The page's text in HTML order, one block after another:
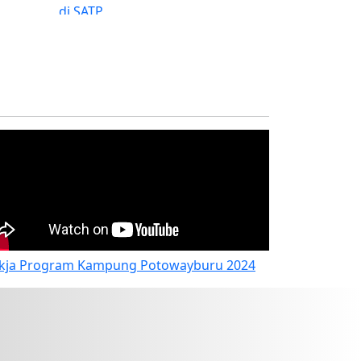
PDB Award 2025 Program
Program Kampung Potowayburu 2024